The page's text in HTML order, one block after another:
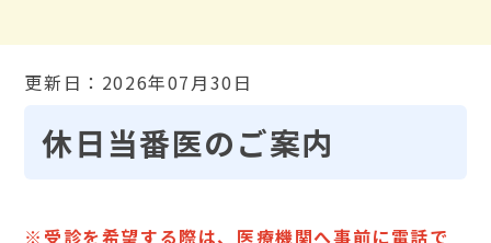
更新日：2026年07月30日
休日当番医のご案内
※受診を希望する際は、医療機関へ事前に電話で